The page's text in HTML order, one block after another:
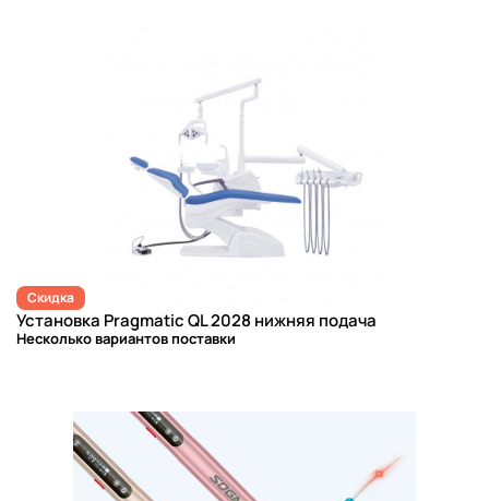
Скидка
Установка Pragmatic QL 2028 нижняя подача
Несколько вариантов поставки